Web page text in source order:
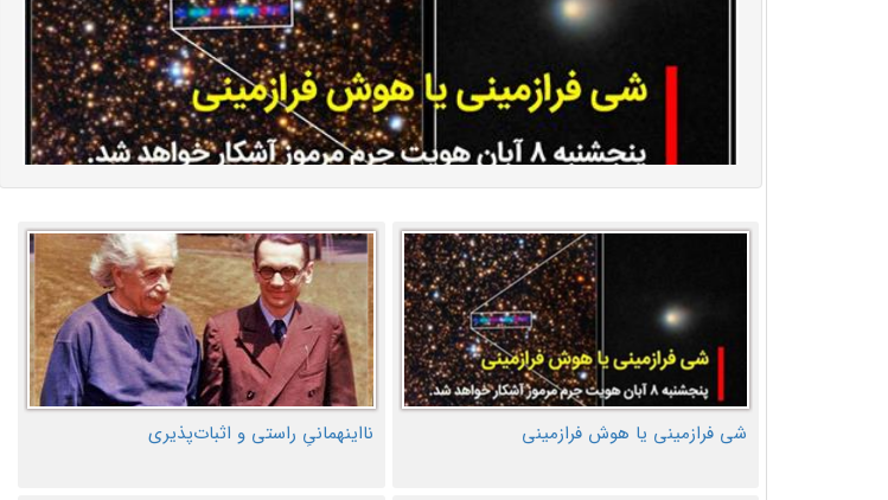
شی فرازمینی یا هوش فرازمینی نااینهمانیِ راستی و اثبات‌پذیری